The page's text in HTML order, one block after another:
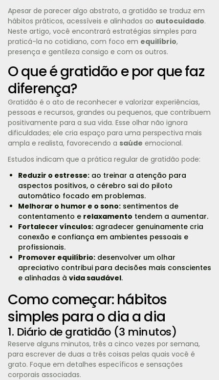
Apesar de parecer algo abstrato, a gratidão se traduz em
hábitos práticos, acessíveis e alinhados ao autocuidado.
Neste artigo, você encontrará estratégias simples para
praticá-la no cotidiano, com foco em equilíbrio,
presença e gentileza consigo e com os outros.
O que é gratidão e por que faz
diferença?
Gratidão é o ato de reconhecer e valorizar experiências,
pessoas e recursos, grandes ou pequenos, que contribuem
positivamente para a sua vida. Esse olhar não ignora
dificuldades; ele cria espaço para uma perspectiva mais
ampla e realista, favorecendo a saúde emocional.
Estudos indicam que a prática regular de gratidão pode:
Reduzir o estresse:ao treinar a atenção para
aspectos positivos, o cérebro sai do piloto
automático focado em problemas.
Melhorar o humor e o sono:sentimentos de
contentamento e relaxamento tendem a aumentar.
Fortalecer vínculos:agradecer genuinamente cria
conexão e confiança em ambientes pessoais e
profissionais.
Promover equilíbrio:desenvolver um olhar
apreciativo contribui para decisões mais conscientes
e alinhadas à vida saudável.
Como começar: hábitos
simples para o dia a dia
1. Diário de gratidão (3 minutos)
Reserve alguns minutos, três a cinco vezes por semana,
para escrever de duas a três coisas pelas quais você é
grato. Foque em detalhes específicos e sensações
corporais associadas.